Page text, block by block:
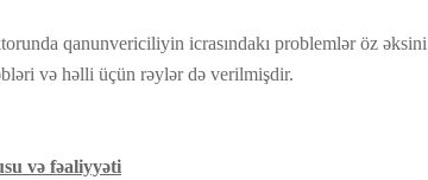
qanunvericiliyin icrasındakı problemlər öz əksini
və həlli üçün rəylər də verilmişdir.
və fəaliyyəti